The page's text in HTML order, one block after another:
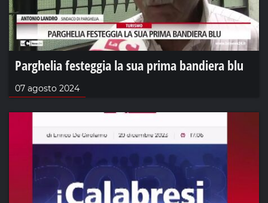
Parghelia festeggia la sua prima bandiera blu
07 agosto 2024